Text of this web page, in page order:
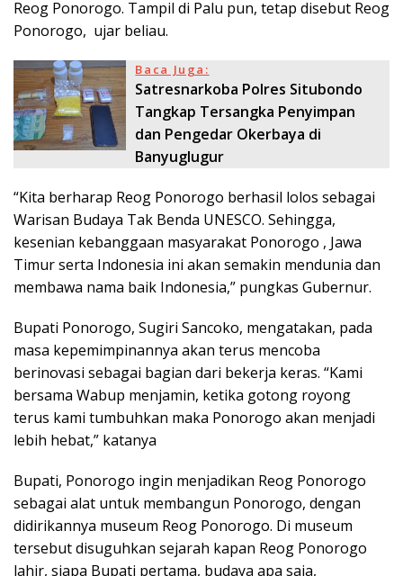
Reog Ponorogo. Tampil di Palu pun, tetap disebut Reog
Ponorogo, ujar beliau.
Baca Juga:
Satresnarkoba Polres Situbondo
Tangkap Tersangka Penyimpan
dan Pengedar Okerbaya di
Banyuglugur
“Kita berharap Reog Ponorogo berhasil lolos sebagai
Warisan Budaya Tak Benda UNESCO. Sehingga,
kesenian kebanggaan masyarakat Ponorogo , Jawa
Timur serta Indonesia ini akan semakin mendunia dan
membawa nama baik Indonesia,” pungkas Gubernur.
Bupati Ponorogo, Sugiri Sancoko, mengatakan, pada
masa kepemimpinannya akan terus mencoba
berinovasi sebagai bagian dari bekerja keras. “Kami
bersama Wabup menjamin, ketika gotong royong
terus kami tumbuhkan maka Ponorogo akan menjadi
lebih hebat,” katanya
Bupati, Ponorogo ingin menjadikan Reog Ponorogo
sebagai alat untuk membangun Ponorogo, dengan
didirikannya museum Reog Ponorogo. Di museum
tersebut disuguhkan sejarah kapan Reog Ponorogo
lahir, siapa Bupati pertama, budaya apa saja,